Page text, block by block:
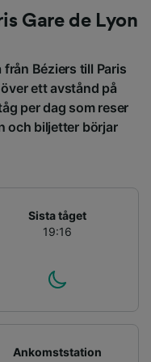
Gare de Lyon
Béziers till Paris
ett avstånd på
per dag som reser
och biljetter börjar
Sista tåget
19:16
Ankomststation
Lagra
på en
forskning